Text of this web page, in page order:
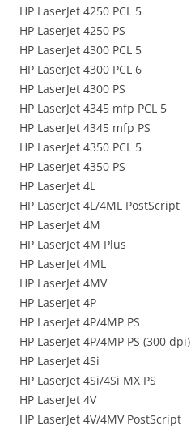
HP LaserJet 4250 PCL 5
HP LaserJet 4250 PS
HP LaserJet 4300 PCL 5
HP LaserJet 4300 PCL 6
HP LaserJet 4300 PS
HP LaserJet 4345 mfp PCL 5
HP LaserJet 4345 mfp PS
HP LaserJet 4350 PCL 5
HP LaserJet 4350 PS
HP LaserJet 4L
HP LaserJet 4L/4ML PostScript
HP LaserJet 4M
HP LaserJet 4M Plus
HP LaserJet 4ML
HP LaserJet 4MV
HP LaserJet 4P
HP LaserJet 4P/4MP PS
HP LaserJet 4P/4MP PS (300 dpi)
HP LaserJet 4Si
HP LaserJet 4Si/4Si MX PS
HP LaserJet 4V
HP LaserJet 4V/4MV PostScript